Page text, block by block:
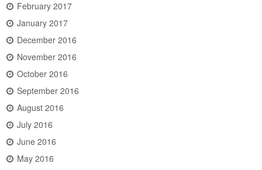
February 2017
January 2017
December 2016
November 2016
October 2016
September 2016
August 2016
July 2016
June 2016
May 2016